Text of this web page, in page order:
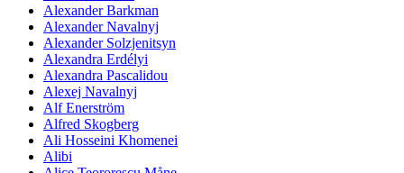
Alexander Barkman
Alexander Navalnyj
Alexander Solzjenitsyn
Alexandra Erdélyi
Alexandra Pascalidou
Alexej Navalnyj
Alf Enerström
Alfred Skogberg
Ali Hosseini Khomenei
Alibi